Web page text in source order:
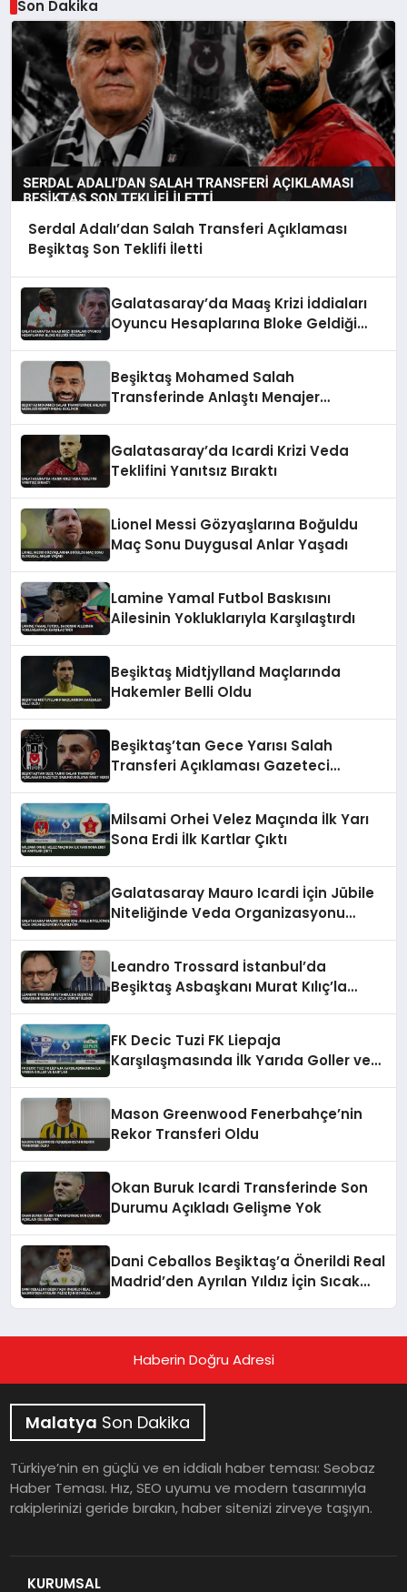
Son Dakika
Serdal Adalı’dan Salah Transferi Açıklaması
Beşiktaş Son Teklifi İletti
Galatasaray’da Maaş Krizi İddiaları
Oyuncu Hesaplarına Bloke Geldiği
Beşiktaş Mohamed Salah
Transferinde Anlaştı Menajer
Galatasaray’da Icardi Krizi Veda
Teklifini Yanıtsız Bıraktı
Lionel Messi Gözyaşlarına Boğuldu
Maç Sonu Duygusal Anlar Yaşadı
Lamine Yamal Futbol Baskısını
Ailesinin Yokluklarıyla Karşılaştırdı
Beşiktaş Midtjylland Maçlarında
Hakemler Belli Oldu
Beşiktaş’tan Gece Yarısı Salah
Transferi Açıklaması Gazeteci
Milsami Orhei Velez Maçında İlk Yarı
Sona Erdi İlk Kartlar Çıktı
Galatasaray Mauro Icardi İçin Jübile
Niteliğinde Veda Organizasyonu
Leandro Trossard İstanbul’da
Beşiktaş Asbaşkanı Murat Kılıç’la
FK Decic Tuzi FK Liepaja
Karşılaşmasında İlk Yarıda Goller ve
Mason Greenwood Fenerbahçe’nin
Rekor Transferi Oldu
Okan Buruk Icardi Transferinde Son
Durumu Açıkladı Gelişme Yok
Dani Ceballos Beşiktaş’a Önerildi Real
Madrid’den Ayrılan Yıldız İçin Sıcak
Haberin Doğru Adresi
Malatya Son Dakika
Türkiye’nin en güçlü ve en iddialı haber teması: Seobaz
Haber Teması. Hız, SEO uyumu ve modern tasarımıyla
rakiplerinizi geride bırakın, haber sitenizi zirveye taşıyın.
KURUMSAL